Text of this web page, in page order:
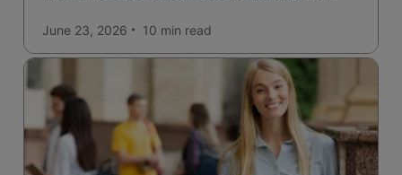
June 23, 2026
10 min read